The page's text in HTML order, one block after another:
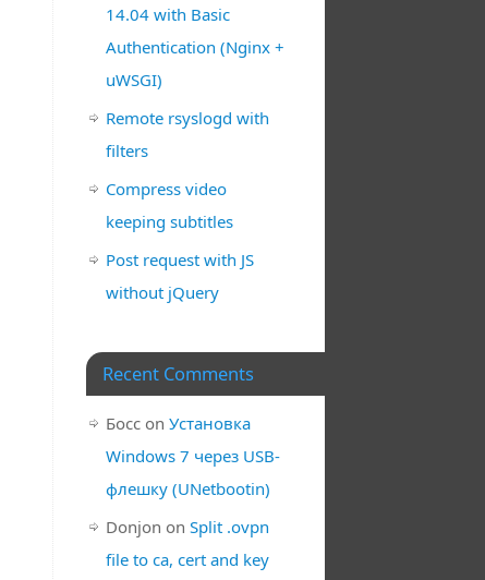
14.04 with Basic
Authentication (Nginx +
uWSGI)
Remote rsyslogd with
filters
Compress video
keeping subtitles
Post request with JS
without jQuery
Recent Comments
Босс on Установка
Windows 7 через USB-
флешку (UNetbootin)
Donjon on Split .ovpn
file to ca, cert and key